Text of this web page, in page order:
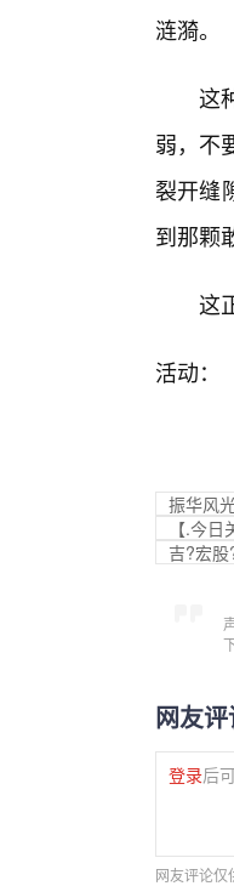
涟漪。
这
弱，不
裂开缝
到那颗
这
活动：
振华风
【.今
吉?宏
网友
登录后
网友评论仅